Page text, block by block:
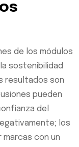
de los módulos
sostenibilidad
resultados son
pueden
del
los
con un